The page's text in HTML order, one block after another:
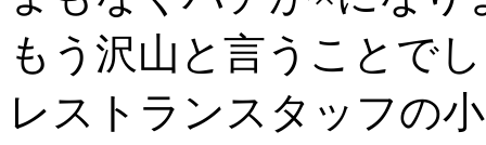
もう沢山と言うことで
レストランスタッフの